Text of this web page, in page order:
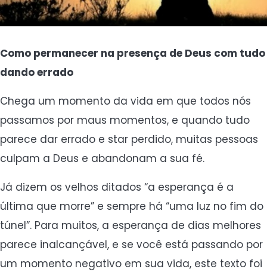
Como permanecer na presença de Deus com tudo
dando errado
Chega um momento da vida em que todos nós
passamos por maus momentos, e quando tudo
parece dar errado e star perdido, muitas pessoas
culpam a Deus e abandonam a sua fé.
Já dizem os velhos ditados “a esperança é a
última que morre” e sempre há “uma luz no fim do
túnel”. Para muitos, a esperança de dias melhores
parece inalcançável, e se você está passando por
um momento negativo em sua vida, este texto foi